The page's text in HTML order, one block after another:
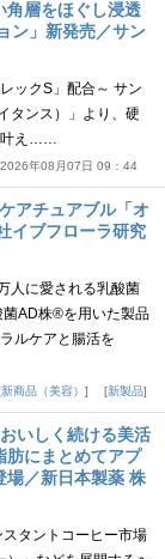
角層をほぐし浸透
ン」新発売／サン
ックS」配合～ サン
タンス）」より、硬
叶え……
2026年08月07日 09：44
アチュアブル「オ
イブフローラ研究
人に愛される乳酸菌
AD株®を用いた製品
ルケアと腸活を
新商品（美容） 新製品
いしく続ける美活
肪にまとめてアプ
場／新日本製薬 株
タントコーヒー市場